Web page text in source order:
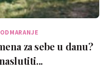
za sebe u danu?